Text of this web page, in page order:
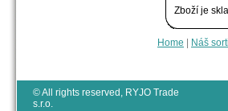
Zboží je
Home Náš
© All rights reserved, RYJO Trade
s.r.o.